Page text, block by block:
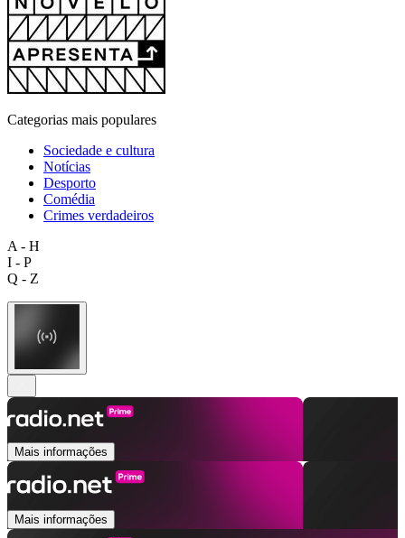
Categorias mais populares
Sociedade e cultura
Notícias
Desporto
Comédia
Crimes verdadeiros
A - H
I - P
Q - Z
Mais informações
Mais informações